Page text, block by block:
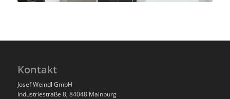
Kontakt
Josef Weindl GmbH
Industriestraße 8, 84048 Mainburg